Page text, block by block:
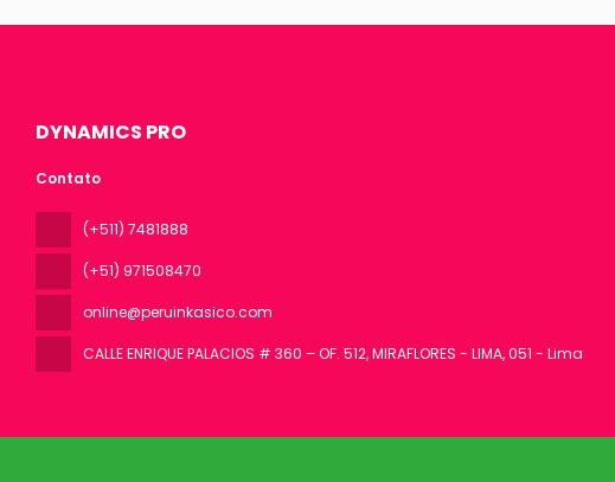
DYNAMICS PRO
Contato
(+511) 7481888
(+51) 971508470
online@peruinkasico.com
CALLE ENRIQUE PALACIOS # 360 – OF. 512, MIRAFLORES - LIMA, 051 - Lima